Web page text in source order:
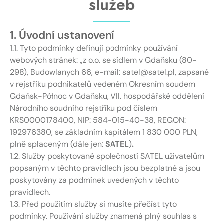
služeb
1. Úvodní ustanovení
1.1. Tyto podmínky definují podmínky používání
webových stránek: „z o.o. se sídlem v Gdaňsku (80-
298), Budowlanych 66, e-mail: satel@satel.pl, zapsané
v rejstříku podnikatelů vedeném Okresním soudem
Gdańsk-Północ v Gdaňsku, VII. hospodářské oddělení
Národního soudního rejstříku pod číslem
KRS0000178400, NIP: 584-015-40-38, REGON:
192976380, se základním kapitálem 1 830 000 PLN,
plně splaceným (dále jen: SATEL).
1.2. Služby poskytované společností SATEL uživatelům
popsaným v těchto pravidlech jsou bezplatné a jsou
poskytovány za podmínek uvedených v těchto
pravidlech.
1.3. Před použitím služby si musíte přečíst tyto
podmínky. Používání služby znamená plný souhlas s